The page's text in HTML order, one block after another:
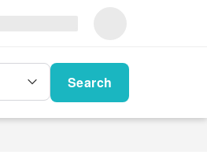
Search